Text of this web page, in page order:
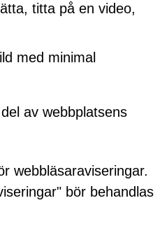
titta på en video,
med minimal
av webbplatsens
webbläsaraviseringar.
bör behandlas